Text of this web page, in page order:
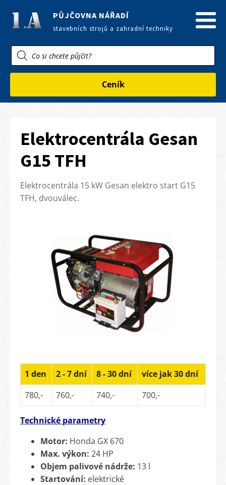
PŮJČOVNA NÁŘADÍ
stavebních strojů a zahradní techniky
Products
search
Ceník
Elektrocentrála Gesan
G15 TFH
Elektrocentrála 15 kW Gesan elektro start G15
TFH, dvouválec.
1 den 2 - 7 dní 8 - 30 dní
více jak 30 dní
780,-
760,- 740,- 700,-
Technické parametry
Motor: Honda GX 670
Max. výkon: 24 HP
Objem palivové nádrže: 13 l
Startování: elektrické